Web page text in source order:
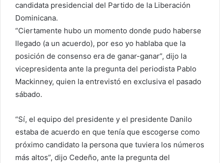
candidata presidencial del Partido de la Liberación
Dominicana.
“Ciertamente hubo un momento donde pudo haberse
llegado (a un acuerdo), por eso yo hablaba que la
posición de consenso era de ganar-ganar”, dijo la
vicepresidenta ante la pregunta del periodista Pablo
Mackinney, quien la entrevistó en exclusiva el pasado
sábado.
“Sí, el equipo del presidente y el presidente Danilo
estaba de acuerdo en que tenía que escogerse como
próximo candidato la persona que tuviera los números
más altos”, dijo Cedeño, ante la pregunta del